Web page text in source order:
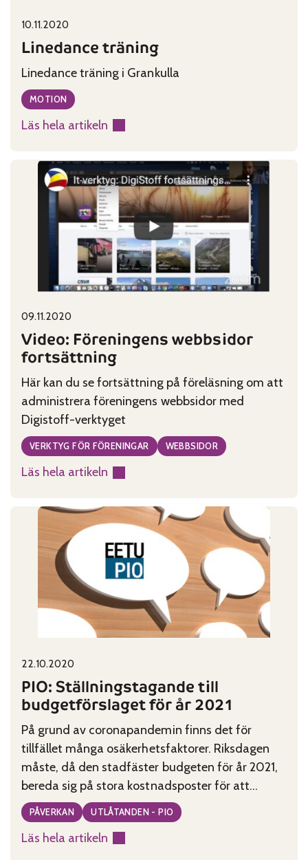
Published on:
10.11.2020
Linedance träning
Linedance träning i Grankulla
Categories:
MOTION
Läs hela artikeln
:
träning
Published on:
09.11.2020
Video: Föreningens webbsidor
fortsättning
Här kan du se fortsättning på föreläsning om att
administrera föreningens webbsidor med
Digistoff-verktyget
Categories:
VERKTYG FÖR FÖRENINGAR WEBBSIDOR
Läs hela artikeln
:
Föreningens
webbsidor
fortsättning
Published on:
22.10.2020
PIO: Ställningstagande till
budgetförslaget för år 2021
På grund av coronapandemin finns det för
tillfället många osäkerhetsfaktorer. Riksdagen
måste, då den stadfäster budgeten för år 2021,
bereda sig på stora kostnadsposter för att
upprätthålla strukturerna inom näringslivet och
sysselsättningen. Trots det måste man våga
genomföra reformer som är nödvändiga för
Categories:
PÅVERKAN UTLÅTANDEN - PIO
Läs hela artikeln
: